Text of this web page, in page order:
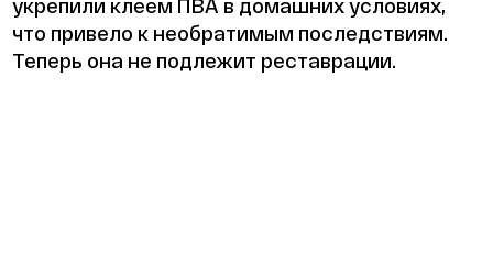
укрепили клеем ПВА в домашних условиях,
что привело к необратимым последствиям.
Теперь она не подлежит реставрации.